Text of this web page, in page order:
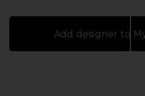
Add designer to